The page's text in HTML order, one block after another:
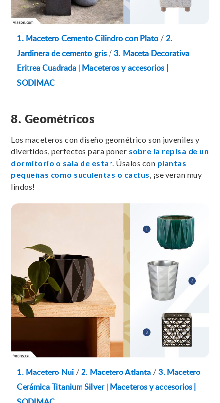
1. Macetero Cemento Cilindro con Plato/ 2.
Jardinera de cemento gris/3. Maceta Decorativa
Eritrea Cuadrada
Maceteros y accesorios |
SODIMAC
8. Geométricos
Los maceteros con diseño geométrico son juveniles y
divertidos, perfectos para poner sobre la repisa de un
dormitorio o sala de estar. Úsalos con plantas
pequeñas como suculentas o cactus, ¡se verán muy
lindos!
1. Macetero Nui/2. Macetero Atlanta /3. Macetero
Cerámica Titanium Silver|
Maceteros y accesorios |